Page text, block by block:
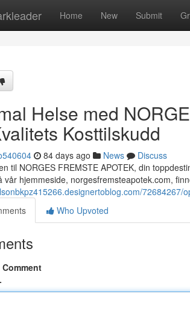
Home New Submit
Helse med
Kosttilskudd
84 days ago News
Discuss
til NORGES FREMSTE APOTEK, din
vår hjemmeside, norgesfremsteapotek.com,
Who Upvoted